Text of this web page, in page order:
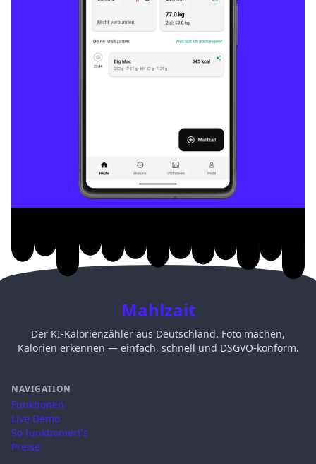
Mahlzait
Der KI-Kalorienzähler aus Deutschland. Foto machen,
Kalorien erkennen — einfach, schnell und DSGVO-konform.
NAVIGATION
Funktionen
Live Demo
So funktioniert's
Preise